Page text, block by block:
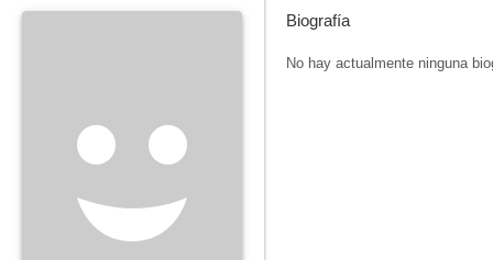
Biografía
No hay actualmente ninguna